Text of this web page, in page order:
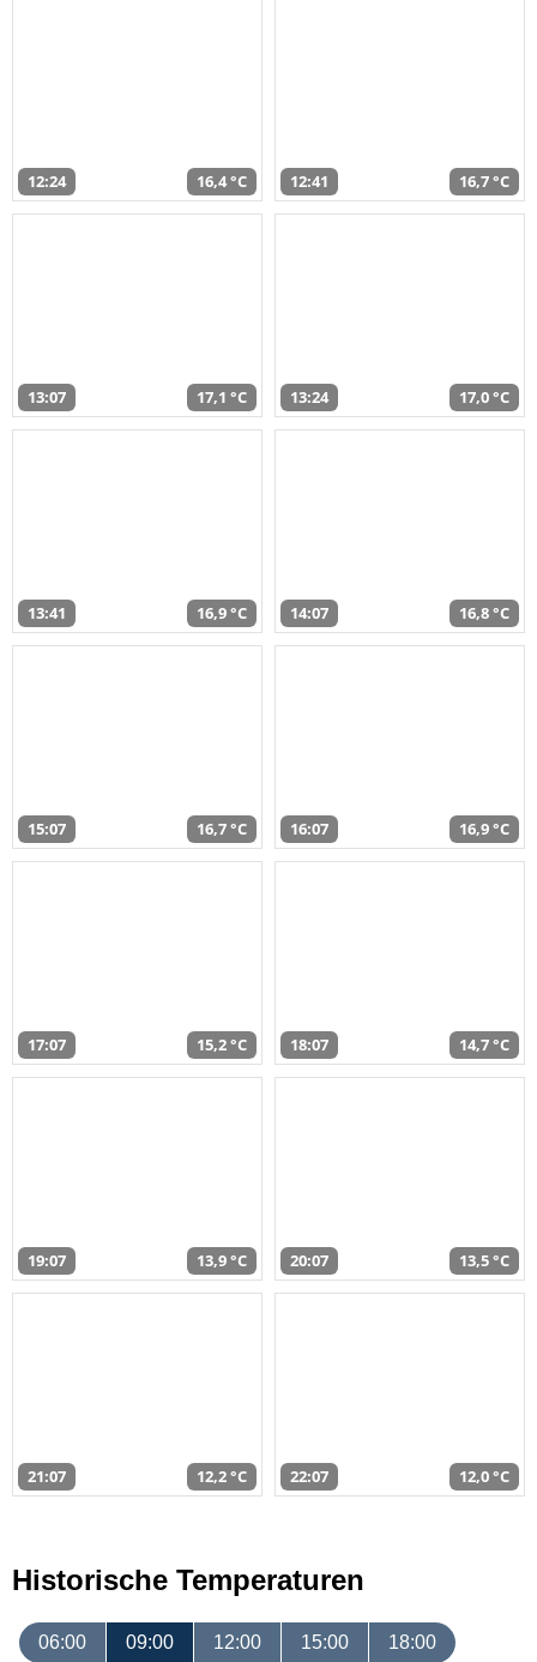
12:24 16,4 °C 12:41 16,7 °C
13:07 17,1 °C 13:24 17,0 °C
13:41 16,9 °C 14:07 16,8 °C
15:07 16,7 °C 16:07 16,9 °C
17:07 15,2 °C 18:07 14,7 °C
19:07 13,9 °C 20:07 13,5 °C
21:07 12,2 °C 22:07 12,0 °C
Historische Temperaturen
06:00 09:00 12:00 15:00 18:00